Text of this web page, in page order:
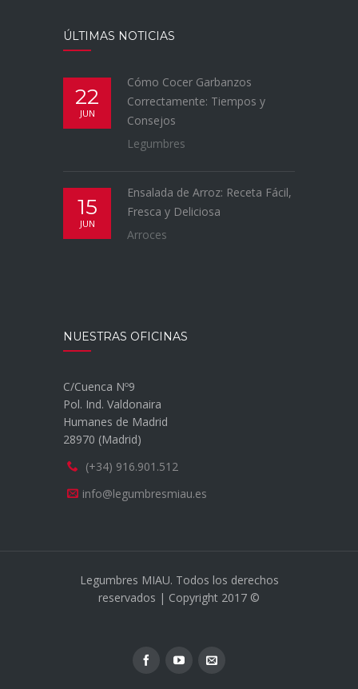
ÚLTIMAS NOTICIAS
22
JUN
Cómo Cocer Garbanzos
Correctamente: Tiempos y
Consejos
Legumbres
15
JUN
Ensalada de Arroz: Receta Fácil,
Fresca y Deliciosa
Arroces
NUESTRAS OFICINAS
C/Cuenca Nº9
Pol. Ind. Valdonaira
Humanes de Madrid
28970 (Madrid)
(+34) 916.901.512
info@legumbresmiau.es
Legumbres MIAU. Todos los derechos
reservados | Copyright 2017 ©